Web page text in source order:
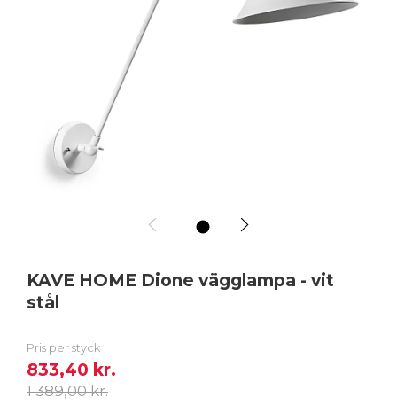
KAVE HOME Dione vägglampa - vit
stål
Pris per styck
833,40 kr.
1 389,00 kr.